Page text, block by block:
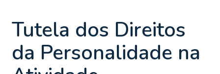
Tutela dos Direitos
da Personalidade na